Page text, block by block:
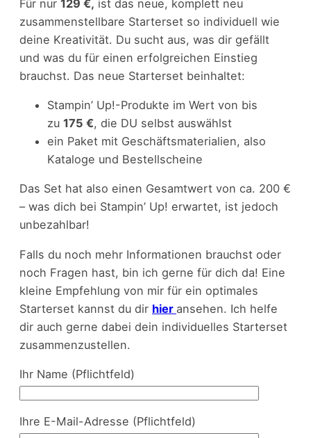
Für nur 129 €, ist das neue, komplett neu
zusammenstellbare Starterset so individuell wie
deine Kreativität. Du sucht aus, was dir gefällt
und was du für einen erfolgreichen Einstieg
brauchst. Das neue Starterset beinhaltet:
Stampin’ Up!-Produkte im Wert von bis
zu 175 €, die DU selbst auswählst
ein Paket mit Geschäftsmaterialien, also
Kataloge und Bestellscheine
Das Set hat also einen Gesamtwert von ca. 200 €
– was dich bei Stampin’ Up! erwartet, ist jedoch
unbezahlbar!
Falls du noch mehr Informationen brauchst oder
noch Fragen hast, bin ich gerne für dich da! Eine
kleine Empfehlung von mir für ein optimales
Starterset kannst du dir hier ansehen. Ich helfe
dir auch gerne dabei dein individuelles Starterset
zusammenzustellen.
Ihr Name (Pflichtfeld)
Ihre E-Mail-Adresse (Pflichtfeld)